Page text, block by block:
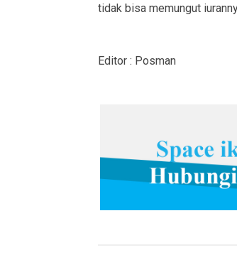
tidak bisa memungut
Editor : Posman